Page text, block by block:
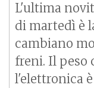
L'ultima
di martedì è
cambiano
freni. Il peso
l'elettronica